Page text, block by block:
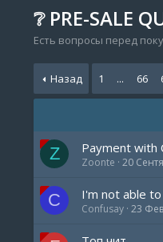
❔ PRE-SALE
Есть вопросы перед
Назад 1 ... 66
Z Payment with
Zoonte 20
C I'm not able
Confusay 23